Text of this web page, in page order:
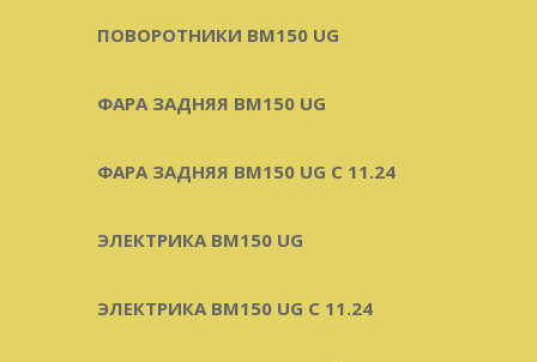
ПОВОРОТНИКИ BM150 UG
ФАРА ЗАДНЯЯ BM150 UG
ФАРА ЗАДНЯЯ BM150 UG С 11.24
ЭЛЕКТРИКА BM150 UG
ЭЛЕКТРИКА BM150 UG C 11.24